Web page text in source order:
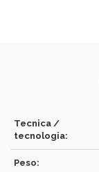
Tecnica /
tecnologia:
Peso: